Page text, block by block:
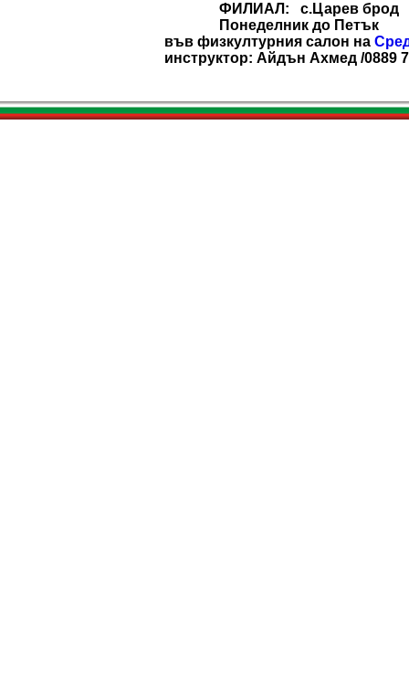
ФИЛИАЛ: с.Царев брод
Понеделник до Петък
във физкултурния салон на
инструктор: Айдън Ахмед /0889